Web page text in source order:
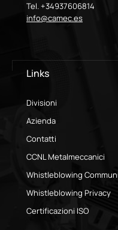
Tel. +34937606814
info@camec.es
Links
Divisioni
Azienda
Contatti
CCNL Metalmeccanici
Whistleblowing
Whistleblowing Privacy
Certificazioni ISO